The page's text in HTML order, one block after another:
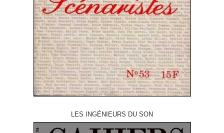
LES INGÉNIEURS DU SON